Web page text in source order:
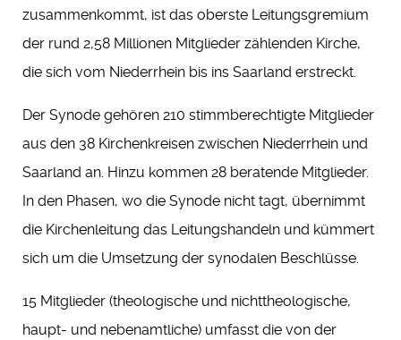
zusammenkommt, ist das oberste Leitungsgremium
der rund 2,58 Millionen Mitglieder zählenden Kirche,
die sich vom Niederrhein bis ins Saarland erstreckt.
Der Synode gehören 210 stimmberechtigte Mitglieder
aus den 38 Kirchenkreisen zwischen Niederrhein und
Saarland an. Hinzu kommen 28 beratende Mitglieder.
In den Phasen, wo die Synode nicht tagt, übernimmt
die Kirchenleitung das Leitungshandeln und kümmert
sich um die Umsetzung der synodalen Beschlüsse.
15 Mitglieder (theologische und nichttheologische,
haupt- und nebenamtliche) umfasst die von der